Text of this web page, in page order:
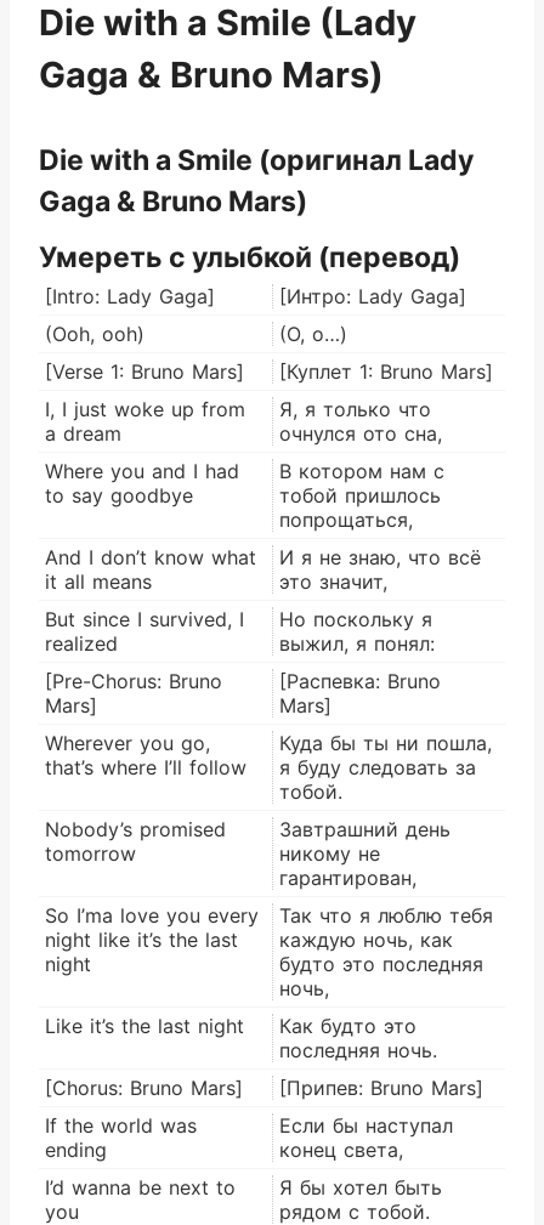
Die with a Smile (Lady
Gaga & Bruno Mars)
Die with a Smile (оригинал Lady
Gaga & Bruno Mars)
Умереть с улыбкой (перевод)
[Intro: Lady Gaga]
[Интро: Lady Gaga]
(Ooh, ooh)
(О, о…)
[Verse 1: Bruno Mars]
[Куплет 1: Bruno Mars]
I, I just woke up from
a dream
Я, я только что
очнулся ото сна,
Where you and I had
to say goodbye
В котором нам с
тобой пришлось
попрощаться,
And I don’t know what
it all means
И я не знаю, что всё
это значит,
But since I survived, I
realized
Но поскольку я
выжил, я понял:
[Pre-Chorus: Bruno
Mars]
[Распевка: Bruno
Mars]
Wherever you go,
that’s where I’ll follow
Куда бы ты ни пошла,
я буду следовать за
тобой.
Nobody’s promised
tomorrow
Завтрашний день
никому не
гарантирован,
So I’ma love you every
night like it’s the last
night
Так что я люблю тебя
каждую ночь, как
будто это последняя
ночь,
Like it’s the last night
Как будто это
последняя ночь.
[Chorus: Bruno Mars]
[Припев: Bruno Mars]
If the world was
ending
Если бы наступал
конец света,
I’d wanna be next to
you
Я бы хотел быть
рядом с тобой.